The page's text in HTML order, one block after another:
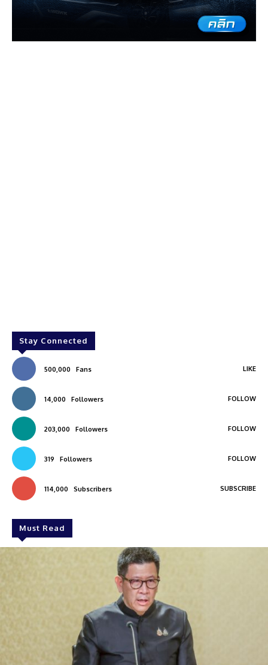
Stay Connected
500,000 Fans LIKE
14,000 Followers FOLLOW
203,000 Followers FOLLOW
319 Followers FOLLOW
114,000 Subscribers SUBSCRIBE
Must Read